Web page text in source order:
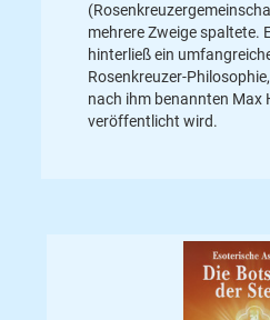
mehrere Zweige spaltete.
hinterließ ein
Rosenkreuzer-
nach ihm benannten Max
veröffentlicht wird.